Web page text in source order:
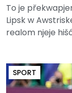
To je
Lipsk w
realom njeje
SPORT